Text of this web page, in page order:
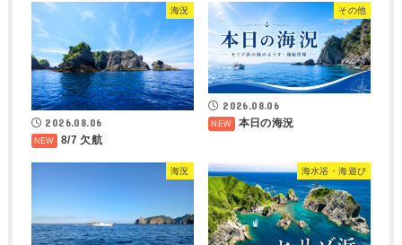
海況
2026.08.06
8/7 欠航
その他
2026.08.06
本日の海況
海況 海水浴・海遊び